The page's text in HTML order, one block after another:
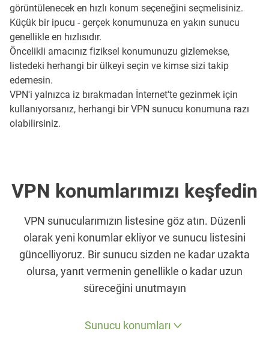
görüntülenecek en hızlı konum seçeneğini seçmelisiniz.
Küçük bir ipucu - gerçek konumunuza en yakın sunucu
genellikle en hızlısıdır.
Öncelikli amacınız fiziksel konumunuzu gizlemekse,
listedeki herhangi bir ülkeyi seçin ve kimse sizi takip
edemesin.
VPN'i yalnızca iz bırakmadan İnternet'te gezinmek için
kullanıyorsanız, herhangi bir VPN sunucu konumuna razı
olabilirsiniz.
VPN konumlarımızı keşfedin
VPN sunucularımızın listesine göz atın. Düzenli
olarak yeni konumlar ekliyor ve sunucu listesini
güncelliyoruz. Bir sunucu sizden ne kadar uzakta
olursa, yanıt vermenin genellikle o kadar uzun
süreceğini unutmayın
Sunucu konumları